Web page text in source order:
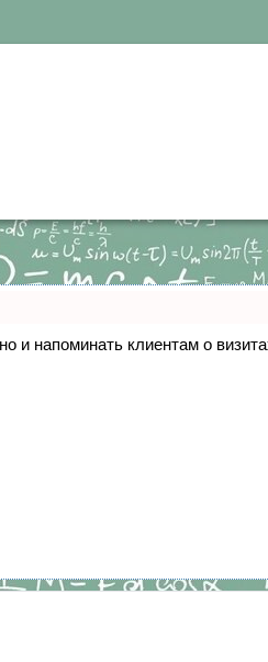
и напоминать клиентам о